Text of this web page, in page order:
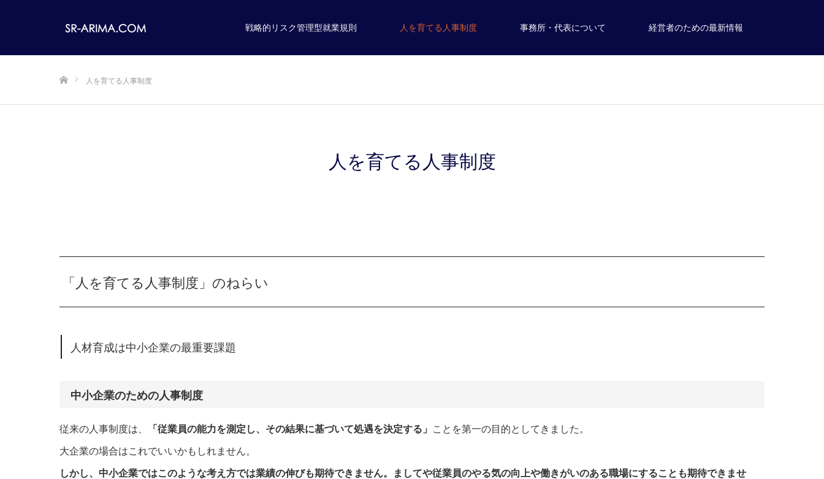
戦略的リスク管理型就業規則 人を育てる人事制度 事務所・代表について 経営者のための最新情報
人を育てる人事制度
人を育てる人事制度
「人を育てる人事制度」のねらい
人材育成は中小企業の最重要課題
中小企業のための人事制度
従来の人事制度は、 「従業員の能力を測定し、その結果に基づいて処遇を決定する」 ことを第一の目的としてきました。
大企業の場合はこれでいいかもしれません。
しかし、中小企業ではこのような考え方では業績の伸びも期待できません。ましてや従業員のやる気の向上や働きがいのある職場にすることも期待できませ